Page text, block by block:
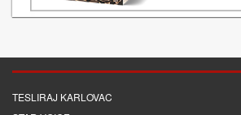
TESLIRAJ KARLOVAC